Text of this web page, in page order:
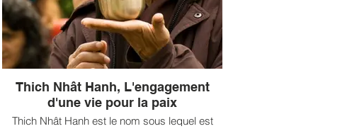
Thich Nhât Hanh, L'engagement
d'une vie pour la paix
Thich Nhât Hanh est le nom sous lequel est